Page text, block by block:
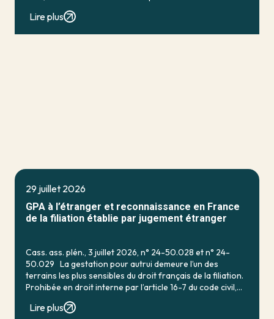
Lire plus
29 juillet 2026
GPA à l’étranger et reconnaissance en France
de la filiation établie par jugement étranger
Cass. ass. plén., 3 juillet 2026, n° 24-50.028 et n° 24-
50.029 La gestation pour autrui demeure l’un des
terrains les plus sensibles du droit français de la filiation.
Prohibée en droit interne par l’article 16-7 du code civil,
Lire plus